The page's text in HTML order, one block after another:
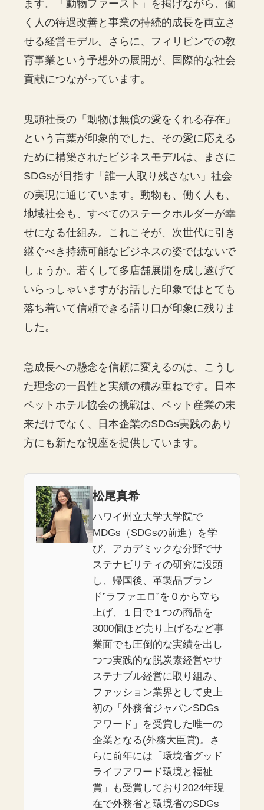
ます。「動物ファースト」を掲げながら、働
く人の待遇改善と事業の持続的成長を両立さ
せる経営モデル。さらに、フィリピンでの教
育事業という予想外の展開が、国際的な社会
貢献につながっています。
鬼頭社長の「動物は無償の愛をくれる存在」
という言葉が印象的でした。その愛に応える
ために構築されたビジネスモデルは、まさに
SDGsが目指す「誰一人取り残さない」社会
の実現に通じています。動物も、働く人も、
地域社会も、すべてのステークホルダーが幸
せになる仕組み。これこそが、次世代に引き
継ぐべき持続可能なビジネスの姿ではないで
しょうか。若くして多店舗展開を成し遂げて
いらっしゃいますがお話した印象ではとても
落ち着いて信頼できる語り口が印象に残りま
した。
急成長への懸念を信頼に変えるのは、こうし
た理念の一貫性と実績の積み重ねです。日本
ペットホテル協会の挑戦は、ペット産業の未
来だけでなく、日本企業のSDGs実践のあり
方にも新たな視座を提供しています。
松尾真希
ハワイ州立大学大学院で
MDGs（SDGsの前進）を学
び、アカデミックな分野でサ
ステナビリティの研究に没頭
し、帰国後、革製品ブラン
ド”ラファエロ”を０から立ち
上げ、１日で１つの商品を
3000個ほど売り上げるなど事
業面でも圧倒的な実績を出し
つつ実践的な脱炭素経営やサ
ステナブル経営に取り組み、
ファッション業界として史上
初の「外務省ジャパンSDGs
アワード」を受賞した唯一の
企業となる(外務大臣賞)。さ
らに前年には「環境省グッド
ライフアワード環境と福祉
賞」も受賞しており2024年現
在で外務省と環境省のSDGs